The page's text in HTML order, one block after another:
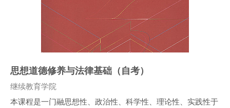
思想道德修养与法律基础（自考）
课程类别
继续教育学院
本课程是一门融思想性、政治性、科学性、理论性、实践性于